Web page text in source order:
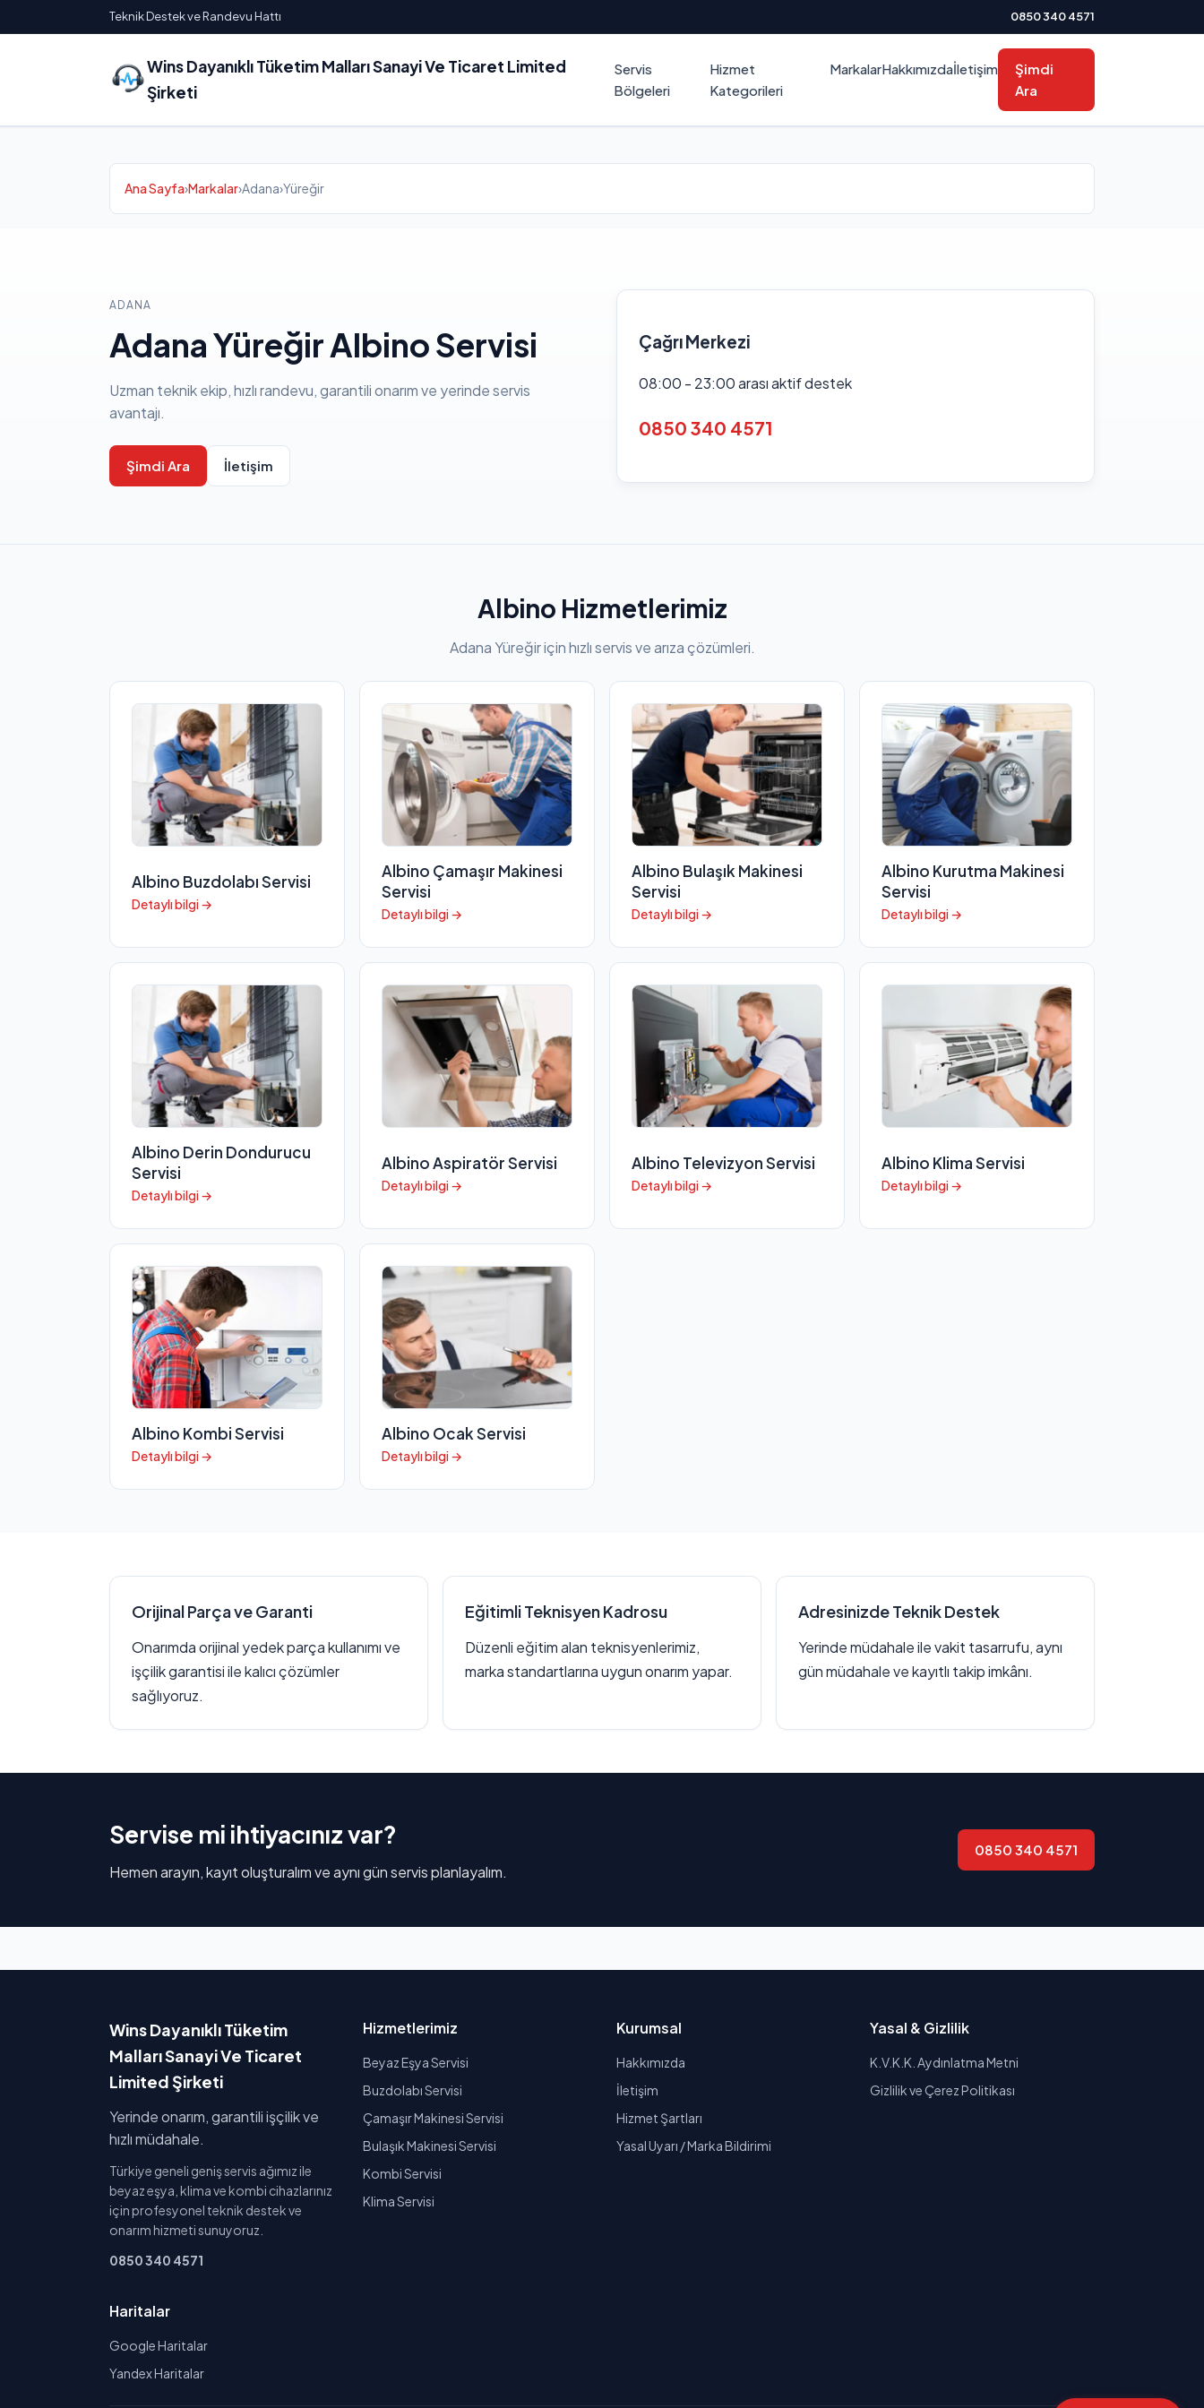
Teknik Destek ve Randevu Hattı 0850 340 4571
Wins Dayanıklı Tüketim Malları Sanayi Ve Ticaret Limited
Şirketi
Servis
Bölgeleri
Hizmet
Kategorileri
MarkalarHakkımızdaİletişim
Şimdi
Ara
Ana Sayfa›Markalar›Adana›Yüreğir
ADANA
Adana Yüreğir Albino Servisi
Uzman teknik ekip, hızlı randevu, garantili onarım ve yerinde servis
avantajı.
Şimdi Ara İletişim
Çağrı Merkezi
08:00 - 23:00 arası aktif destek
0850 340 4571
Albino Hizmetlerimiz
Adana Yüreğir için hızlı servis ve arıza çözümleri.
Albino Buzdolabı Servisi
Detaylı bilgi →
Albino Çamaşır Makinesi
Servisi
Detaylı bilgi →
Albino Bulaşık Makinesi
Servisi
Detaylı bilgi →
Albino Kurutma Makinesi
Servisi
Detaylı bilgi →
Albino Derin Dondurucu
Servisi
Detaylı bilgi →
Albino Aspiratör Servisi
Detaylı bilgi →
Albino Televizyon Servisi
Detaylı bilgi →
Albino Klima Servisi
Detaylı bilgi →
Albino Kombi Servisi
Detaylı bilgi →
Albino Ocak Servisi
Detaylı bilgi →
Orijinal Parça ve Garanti
Onarımda orijinal yedek parça kullanımı ve
işçilik garantisi ile kalıcı çözümler
sağlıyoruz.
Eğitimli Teknisyen Kadrosu
Düzenli eğitim alan teknisyenlerimiz,
marka standartlarına uygun onarım yapar.
Adresinizde Teknik Destek
Yerinde müdahale ile vakit tasarrufu, aynı
gün müdahale ve kayıtlı takip imkânı.
Servise mi ihtiyacınız var?
Hemen arayın, kayıt oluşturalım ve aynı gün servis planlayalım.
0850 340 4571
Wins Dayanıklı Tüketim
Malları Sanayi Ve Ticaret
Limited Şirketi
Yerinde onarım, garantili işçilik ve
hızlı müdahale.
Türkiye geneli geniş servis ağımız ile
beyaz eşya, klima ve kombi cihazlarınız
için profesyonel teknik destek ve
onarım hizmeti sunuyoruz.
0850 340 4571
Hizmetlerimiz
Beyaz Eşya Servisi
Buzdolabı Servisi
Çamaşır Makinesi Servisi
Bulaşık Makinesi Servisi
Kombi Servisi
Klima Servisi
Kurumsal
Hakkımızda
İletişim
Hizmet Şartları
Yasal Uyarı / Marka Bildirimi
Yasal & Gizlilik
K.V.K.K. Aydınlatma Metni
Gizlilik ve Çerez Politikası
Haritalar
Google Haritalar
Yandex Haritalar